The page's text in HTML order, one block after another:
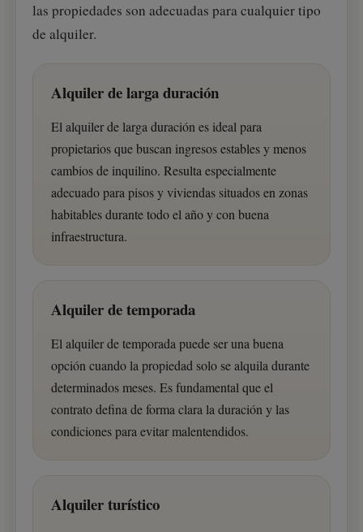
las propiedades son adecuadas para cualquier tipo
de alquiler.
Alquiler de larga duración
El alquiler de larga duración es ideal para
propietarios que buscan ingresos estables y menos
cambios de inquilino. Resulta especialmente
adecuado para pisos y viviendas situados en zonas
habitables durante todo el año y con buena
infraestructura.
Alquiler de temporada
El alquiler de temporada puede ser una buena
opción cuando la propiedad solo se alquila durante
determinados meses. Es fundamental que el
contrato defina de forma clara la duración y las
condiciones para evitar malentendidos.
Alquiler turístico